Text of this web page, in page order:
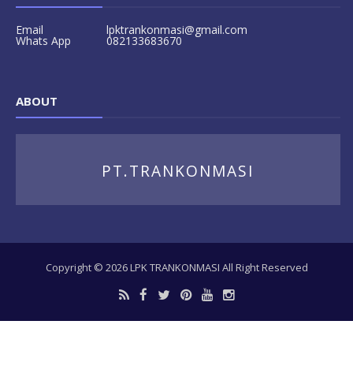
Email lpktrankonmasi@gmail.com
Whats App 082133683670
ABOUT
PT.TRANKONMASI
Copyright © 2026LPK TRANKONMASI All Right Reserved